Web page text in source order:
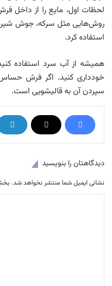
لحظات اول، مایع را از داخل
روش‌هایی مثل سرکه، جوش
استفاده کرد.
همیشه از آب سرد استفاده
خودداری کنید. اگر فرش حساس
سپردن آن به قالیشویی است.
دیدگاهتان را بنویسید
نشانی ایمیل شما منتشر نخواهد شد.